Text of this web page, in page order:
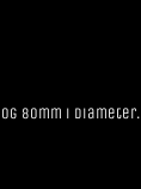
80mm i diameter.